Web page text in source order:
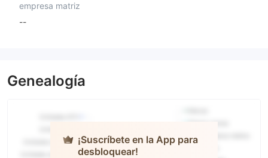
empresa matriz
--
Genealogía
¡Suscríbete en la App para
desbloquear!